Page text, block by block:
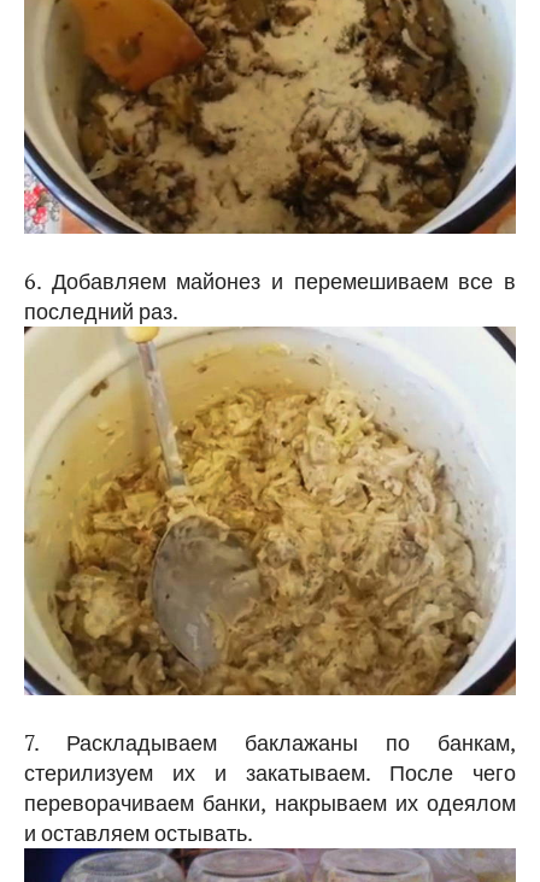
6. Добавляем майонез и перемешиваем все в
последний раз.
7. Раскладываем баклажаны по банкам,
стерилизуем их и закатываем. После чего
переворачиваем банки, накрываем их одеялом
и оставляем остывать.